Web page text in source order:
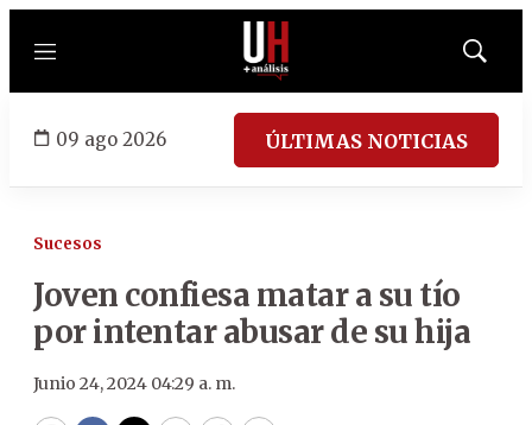
Menú
Mostrar
09 ago 2026 ÚLTIMAS NOTICIAS
Sucesos
Joven confiesa matar a su tío
por intentar abusar de su hija
Junio 24, 2024 04:29 a. m.